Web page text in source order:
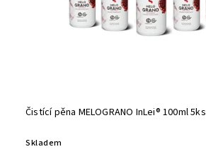
Čistící pěna MELOGRANO InLei® 100ml 5ks
Skladem